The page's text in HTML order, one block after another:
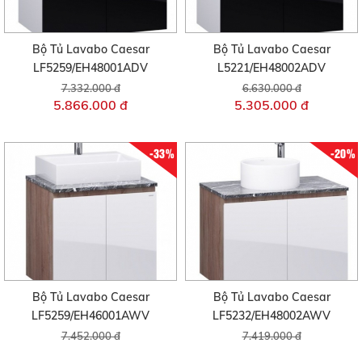
Bộ Tủ Lavabo Caesar
LF5259/EH48001ADV
7.332.000 đ
5.866.000 đ
Bộ Tủ Lavabo Caesar
L5221/EH48002ADV
6.630.000 đ
5.305.000 đ
-33%
Bộ Tủ Lavabo Caesar
LF5259/EH46001AWV
7.452.000 đ
-20%
Bộ Tủ Lavabo Caesar
LF5232/EH48002AWV
7.419.000 đ